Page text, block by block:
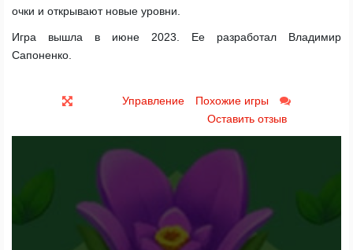
очки и открывают новые уровни.
Игра вышла в июне 2023. Ее разработал Владимир
Сапоненко.
Управление
Похожие игры
Оставить отзыв